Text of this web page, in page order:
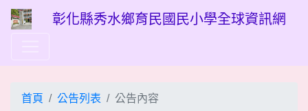
彰化縣秀水鄉育民國民小學全球資訊網
首頁 公告列表 公告內容